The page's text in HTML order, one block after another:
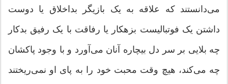
می‌دانستند که علاقه به یک بازیگر بداخلاق یا دوست
داشتن یک فوتبالیست بزهکار یا رفاقت با یک رفیق بدکار
چه بلایی بر سر دل بیچاره آنان می‌آورد و با وجود پاکشان
چه می‌کند، هیچ وقت محبت خود را به پای او نمی‌ریختند